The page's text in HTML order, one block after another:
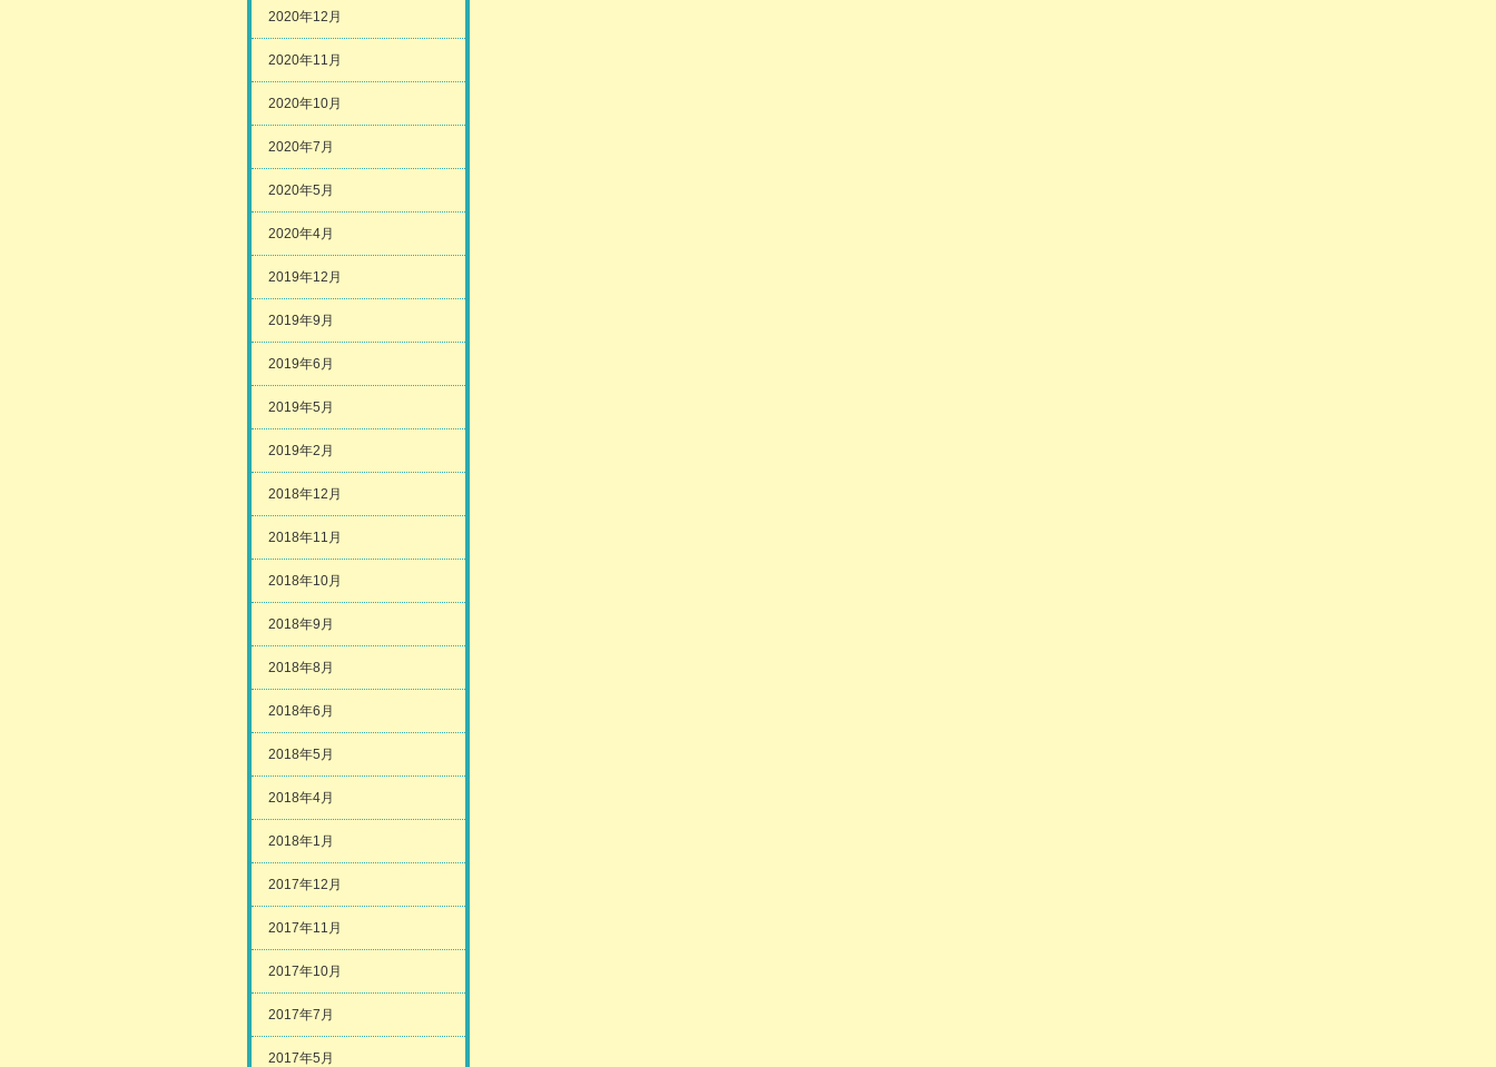
2020年12月
2020年11月
2020年10月
2020年7月
2020年5月
2020年4月
2019年12月
2019年9月
2019年6月
2019年5月
2019年2月
2018年12月
2018年11月
2018年10月
2018年9月
2018年8月
2018年6月
2018年5月
2018年4月
2018年1月
2017年12月
2017年11月
2017年10月
2017年7月
2017年5月